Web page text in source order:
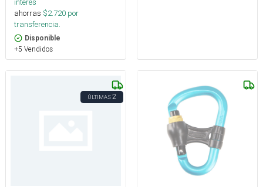
interés
ahorras $2.720 por
transferencia.
Disponible
+5 Vendidos
ÚLTIMAS2